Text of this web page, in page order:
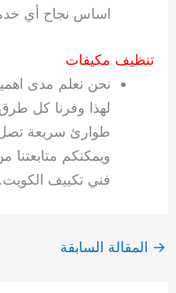
اساس نجاح أي
تنظيف مكيفات
نحن نعلم مدى
لهذا وفرنا كل
طوارئ سريعة تصل
ويمكنكم
فني تكييف الكويت.
→ المقالة السابقة